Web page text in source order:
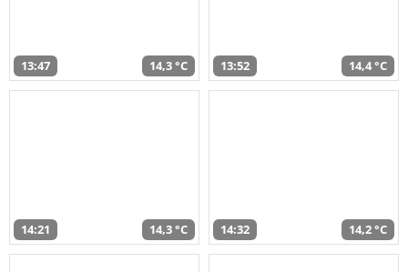
13:47 14,3 °C 13:52 14,4 °C
14:21 14,3 °C 14:32 14,2 °C